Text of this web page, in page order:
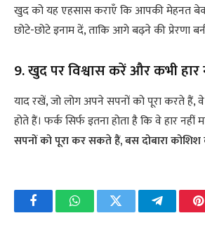
खुद को यह एहसास कराएँ कि आपकी मेहनत
छोटे-छोटे इनाम दें, ताकि आगे बढ़ने की प्रेरणा
9. खुद पर विश्वास करें और कभी हार
याद रखें, जो लोग अपने सपनों को पूरा करते
होते हैं। फर्क सिर्फ इतना होता है कि वे हार नहीं
सपनों को पूरा कर सकते हैं, बस दोबारा
FacebookWhatsAppTwitter Telegram